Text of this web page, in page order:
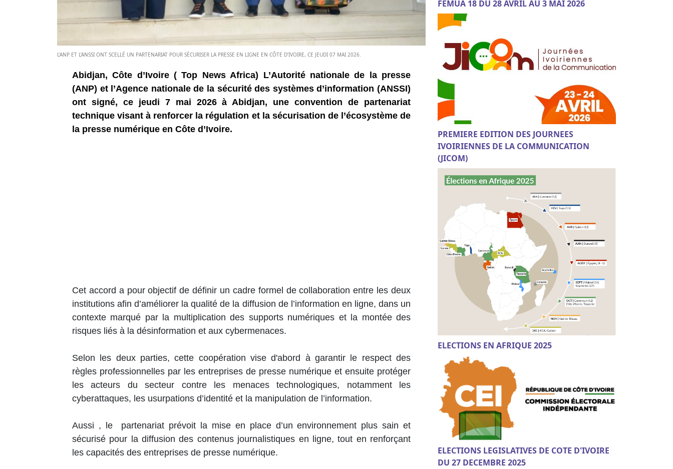
L’ANP ET L’ANSSI ONT SCELLÉ UN PARTENARIAT POUR SÉCURISER LA PRESSE EN LIGNE EN CÔTE D’IVOIRE, CE JEUDI 07 MAI 2026.
Abidjan, Côte d’Ivoire ( Top News Africa) L’Autorité nationale de la presse
(ANP) et l’Agence nationale de la sécurité des systèmes d’information (ANSSI)
ont signé, ce jeudi 7 mai 2026 à Abidjan, une convention de partenariat
technique visant à renforcer la régulation et la sécurisation de l’écosystème de
la presse numérique en Côte d’Ivoire.
Cet accord a pour objectif de définir un cadre formel de collaboration entre les deux
institutions afin d’améliorer la qualité de la diffusion de l’information en ligne, dans un
contexte marqué par la multiplication des supports numériques et la montée des
risques liés à la désinformation et aux cybermenaces.
Selon les deux parties, cette coopération vise d'abord à garantir le respect des
règles professionnelles par les entreprises de presse numérique et ensuite protéger
les acteurs du secteur contre les menaces technologiques, notamment les
cyberattaques, les usurpations d’identité et la manipulation de l’information.
Aussi , le partenariat prévoit la mise en place d’un environnement plus sain et
sécurisé pour la diffusion des contenus journalistiques en ligne, tout en renforçant
les capacités des entreprises de presse numérique.
FEMUA 18 DU 28 AVRIL AU 3 MAI 2026
PREMIERE EDITION DES JOURNEES
IVOIRIENNES DE LA COMMUNICATION
(JICOM)
ELECTIONS EN AFRIQUE 2025
ELECTIONS LEGISLATIVES DE COTE D'IVOIRE
DU 27 DECEMBRE 2025